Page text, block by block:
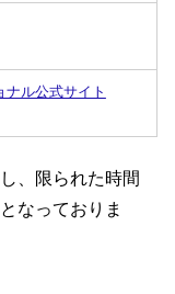
ル公式サイト
、限られた時間
なっておりま